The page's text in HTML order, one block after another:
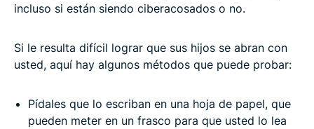
incluso si están siendo ciberacosados o no.
Si le resulta difícil lograr que sus hijos se abran con
usted, aquí hay algunos métodos que puede probar:
Pídales que lo escriban en una hoja de papel, que
pueden meter en un frasco para que usted lo lea